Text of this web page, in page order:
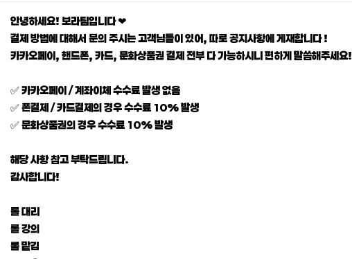
본문
안녕하세요! 보라팀입니다 ❤
결제 방법에 대해서 문의 주시는 고객님들이 있어, 따로 공지사항에 게재합니다 !
카카오페이, 핸드폰, 카드, 문화상품권 결제 전부 다 가능하시니 편하게 말씀해주세요!
✅ 카카오페이 / 계좌이체 수수료 발생 없음
✅ 폰결제 / 카드결제의 경우 수수료 10% 발생
✅ 문화상품권의 경우 수수료 10% 발생
해당 사항 참고 부탁드립니다.
감사합니다!
롤 대리
롤 강의
롤 맡김